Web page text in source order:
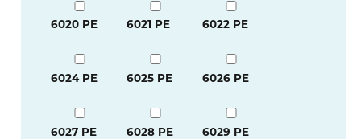
6020 PE 6021 PE 6022 PE
6024 PE 6025 PE 6026 PE
6027 PE 6028 PE 6029 PE